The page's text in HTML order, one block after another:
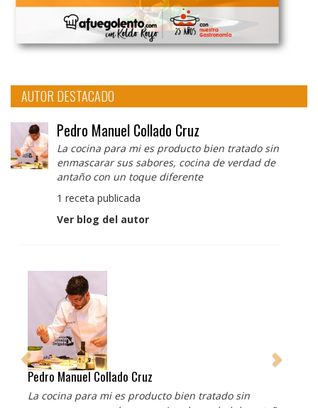
AUTOR DESTACADO
Pedro Manuel Collado Cruz
La cocina para mi es producto bien tratado sin
enmascarar sus sabores, cocina de verdad de
antaño con un toque diferente
1 receta publicada
Ver blog del autor
Pedro Manuel Collado Cruz
La cocina para mi es producto bien tratado sin